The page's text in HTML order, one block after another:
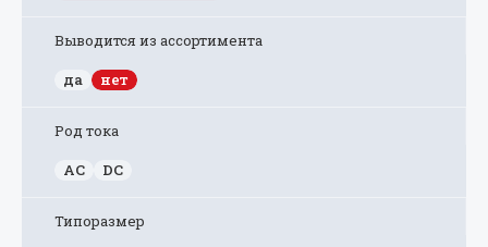
Выводится из ассортимента
да
нет
Род тока
AC
DC
Типоразмер